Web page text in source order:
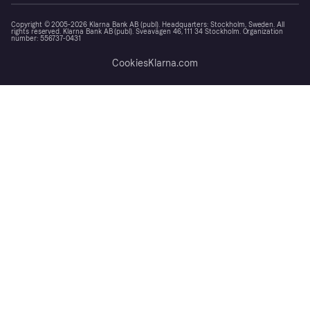
Copyright © 2005-2026 Klarna Bank AB (publ). Headquarters: Stockholm, Sweden. All
rights reserved. Klarna Bank AB (publ). Sveavägen 46, 111 34 Stockholm. Organization
number: 556737-0431
CookiesKlarna.com